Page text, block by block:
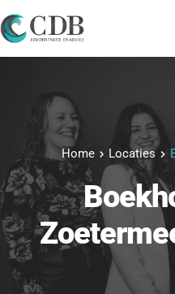
naar
de
Home Locaties